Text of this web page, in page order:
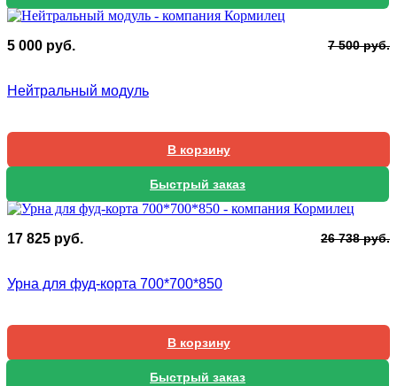
7 500руб.
5 000 руб.
Нейтральный модуль
В корзину
Быстрый заказ
26 738руб.
17 825 руб.
Урна для фуд-корта 700*700*850
В корзину
Быстрый заказ